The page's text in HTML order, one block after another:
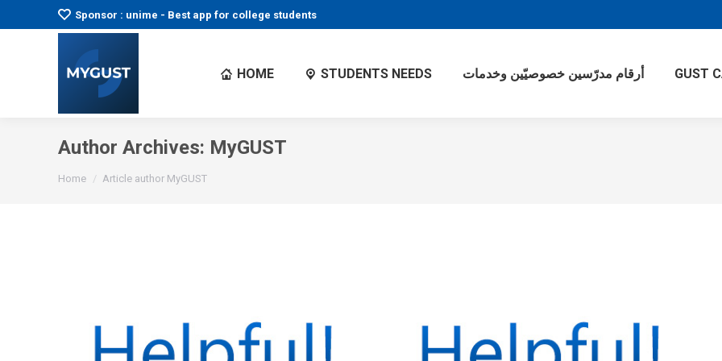
Sponsor : unime - Best app for college students
HOME STUDENTS NEEDS أرقام مدرّسين خصوصيّين وخدمات GUST
Author Archives: MyGUST
You are here:
Home Article author MyGUST